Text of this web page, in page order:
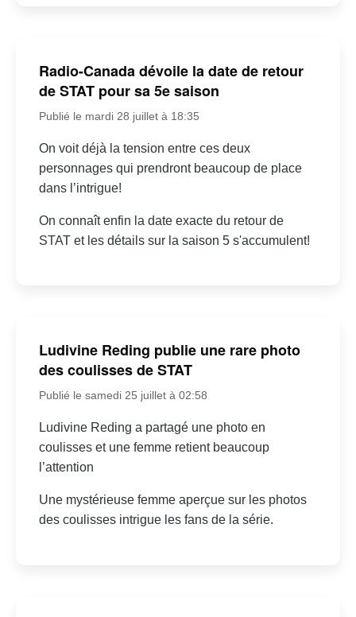
Radio-Canada dévoile la date de retour
de STAT pour sa 5e saison
Publié le mardi 28 juillet à 18:35
On voit déjà la tension entre ces deux
personnages qui prendront beaucoup de place
dans l’intrigue!
On connaît enfin la date exacte du retour de
STAT et les détails sur la saison 5 s'accumulent!
Ludivine Reding publie une rare photo
des coulisses de STAT
Publié le samedi 25 juillet à 02:58
Ludivine Reding a partagé une photo en
coulisses et une femme retient beaucoup
l’attention
Une mystérieuse femme aperçue sur les photos
des coulisses intrigue les fans de la série.